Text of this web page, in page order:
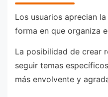
Los usuarios aprecian
forma en que organiza
La posibilidad de crear
seguir temas
más envolvente y